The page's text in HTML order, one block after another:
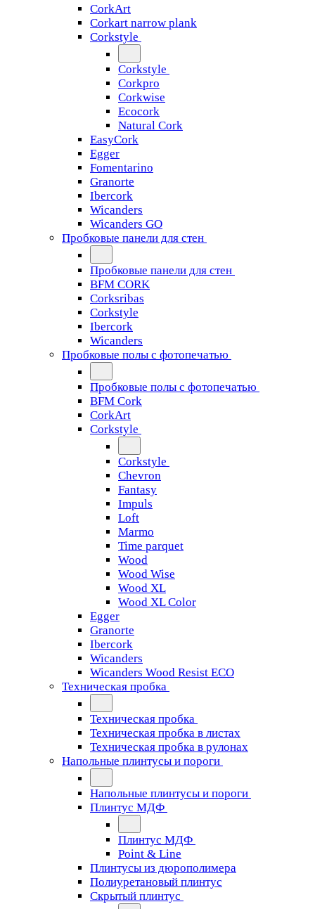
CorkArt
Corkart narrow plank
Corkstyle
Corkstyle
Corkpro
Corkwise
Ecocork
Natural Cork
EasyCork
Egger
Fomentarino
Granorte
Ibercork
Wicanders
Wicanders GO
Пробковые панели для стен
Пробковые панели для стен
BFM CORK
Corksribas
Corkstyle
Ibercork
Wicanders
Пробковые полы с фотопечатью
Пробковые полы с фотопечатью
BFM Cork
CorkArt
Corkstyle
Corkstyle
Chevron
Fantasy
Impuls
Loft
Marmo
Time parquet
Wood
Wood Wise
Wood XL
Wood XL Color
Egger
Granorte
Ibercork
Wicanders
Wicanders Wood Resist ECO
Техническая пробка
Техническая пробка
Техническая пробка в листах
Техническая пробка в рулонах
Напольные плинтусы и пороги
Напольные плинтусы и пороги
Плинтус МДФ
Плинтус МДФ
Point & Line
Плинтусы из дюрополимера
Полиуретановый плинтус
Скрытый плинтус